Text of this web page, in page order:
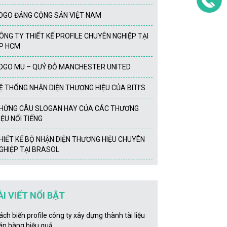
ĐẢNG CỘNG SẢN VIỆT NAM
TY THIẾT KẾ PROFILE CHUYÊN NGHIỆP TẠI
HCM
MU – QUỶ ĐỎ MANCHESTER UNITED
THỐNG NHẬN DIỆN THƯƠNG HIỆU CỦA BITI’S
CÂU SLOGAN HAY CỦA CÁC THƯƠNG
NỔI TIẾNG
KẾ BỘ NHẬN DIỆN THƯƠNG HIỆU CHUYÊN
TẠI BRASOL
VIẾT NỔI BẬT
biến profile công ty xây dựng thành tài liệu